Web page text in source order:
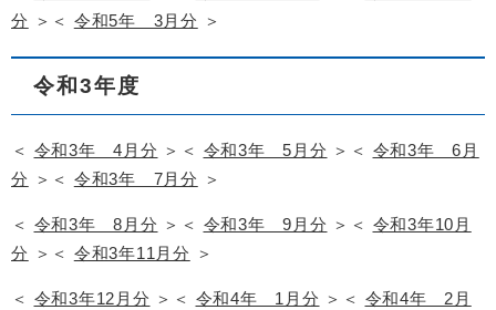
分 ＞＜ 令和5年 3月分 ＞
令和3年度
＜ 令和3年 4月分 ＞＜ 令和3年 5月分 ＞＜ 令和3年 6月
分 ＞＜ 令和3年 7月分 ＞
＜ 令和3年 8月分 ＞＜ 令和3年 9月分 ＞＜ 令和3年10月
分 ＞＜ 令和3年11月分 ＞
＜ 令和3年12月分 ＞＜ 令和4年 1月分 ＞＜ 令和4年 2月